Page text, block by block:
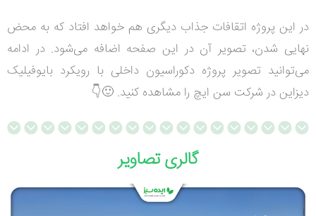
در این پروژه اتقافات جذاب دیگری هم خواهد افتاد که به محض
نهایی شدن، تصویر آن در این صفحه اضافه می‌شود. در ادامه
می‌توانید تصویر پروژه دکوراسیون داخلی با رویکرد بایوفیلیک
دیزاین در شرکت سن ایچ را مشاهده کنید. 🙂👇
گالری تصاویر